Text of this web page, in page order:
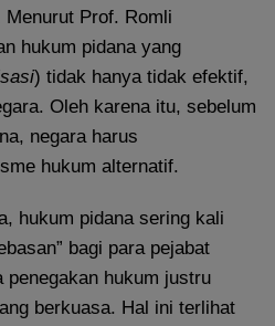
Prof. Romli
hukum pidana yang
) tidak hanya tidak efektif,
Oleh karena itu, sebelum
negara harus
hukum alternatif.
hukum pidana sering kali
bagi para pejabat
penegakan hukum justru
berkuasa. Hal ini terlihat